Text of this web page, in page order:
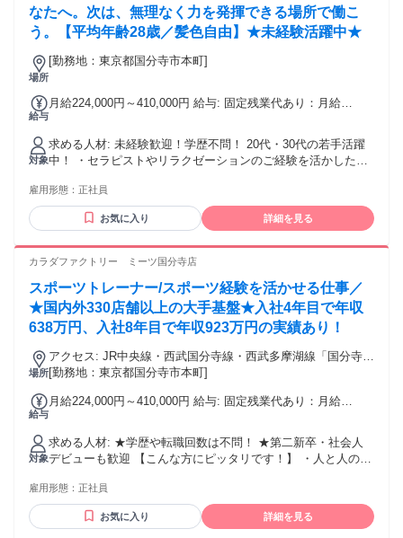
ブトレーナー…」 とランクアップ可能！ 【諸手当】 ■交通費
支給 ■家族手当 ■指名・インセンティブ ■役職手当
なたへ。次は、無理なく力を発揮できる場所で働こ
う。【平均年齢28歳／髪色自由】★未経験活躍中★
場所
[勤務地：東京都国分寺市本町]
給与
月給224,000円～410,000円 給与: 固定残業代あり：月給
￥15,343（10時間相当分）を含む。10時間を超える残業代は
追加で支給する。 月給224,000円〜410,000円 ※年齢やスキル
を考慮の上で決定 ＜成長と頑張りを正当に評価＞ 「お客様か
らの評価」と「技術力」 をしっかりと評価します。 ◆毎月業
とに発生) ＋業績インセンティブ 【諸手当】 ■交通費支給 ■
家族手当 ■指名・インセンティブ ■役職手当 ＜年収例＞
年収923万円（入社8年目・整体セラピスト） 年収725万円
（入社12年目・整体セラピスト） 年収638万円（入社4年目・
整体セラピスト） 年収455万円（入社3年目・整体セラピス
ト）
対象
求める人材: 未経験歓迎！学歴不問！ 20代・30代の若手活躍
中！ ・セラピストやリラクゼーションのご経験を活かしたい
つ仕事がしたい！ ・安定基盤の中で正社員として働きたい！
・「ありがとう」にあふれる仕事をしたい ・手に職をつけた
い！ ・健康業界にチャレンジしたい！
雇用形態： 正社員
お気に入り 詳細を見る
カラダファクトリー ミーツ国分寺店
スポーツトレーナー/スポーツ経験を活かせる仕事／
★国内外330店舗以上の大手基盤★入社4年目で年収
638万円、入社8年目で年収923万円の実績あり！
場所
アクセス: JR中央線・西武国分寺線・西武多摩湖線「国分寺」
駅北口：徒歩1分
[勤務地：東京都国分寺市本町]
給与
月給224,000円～410,000円 給与: 固定残業代あり：月給
￥15,343（10時間相当分）を含む。10時間を超える残業代は
追加で支給する。 月給224,000円〜410,000円 ※年齢やスキル
を考慮の上で決定 ＜成長と頑張りを正当に評価＞ 「お客様か
らの評価」と「技術力」 をしっかりと評価します。 ◆毎月業
とに発生) ＋業績インセンティブ 【諸手当】 ■交通費支給 ■
家族手当 ■指名・インセンティブ ■役職手当 ＜年収例＞
対象
求める人材: ★学歴や転職回数は不問！ ★第二新卒・社会人
デビューも歓迎 【こんな方にピッタリです！】 ・人と人のつ
い ・「ありがとう」にあふれる仕事をしたい ・手に職をつけ
たい ・多彩なキャリアを描きたい ・健康業界にチャレンジし
たい ・身体の仕組みや施術スキルを学びたい ・チームワーク
雇用形態： 正社員
お気に入り 詳細を見る